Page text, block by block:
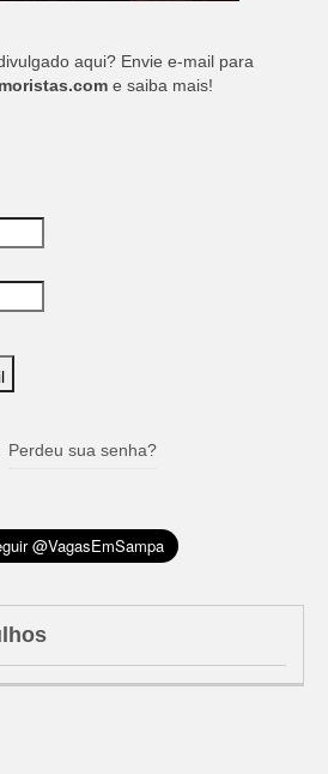
aqui? Envie e-mail para
e saiba mais!
Perdeu sua senha?